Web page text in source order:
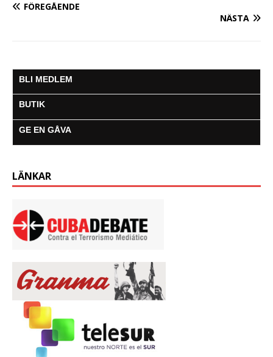
FÖREGÅENDE
NÄSTA
BLI MEDLEM
BUTIK
GE EN GÅVA
LÄNKAR